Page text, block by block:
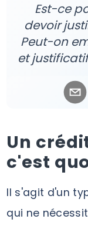
Est-ce
devoir
Peut-on
et
Un
c'est
Il s'agit d'un
qui ne